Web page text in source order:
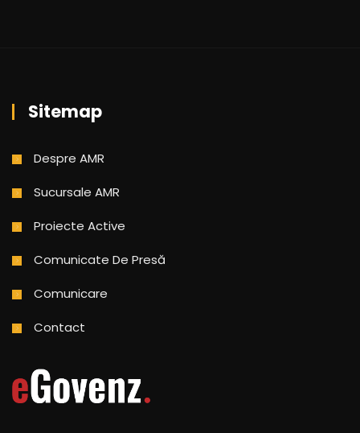
Sitemap
Despre AMR
Sucursale AMR
Proiecte Active
Comunicate De Presă
Comunicare
Contact